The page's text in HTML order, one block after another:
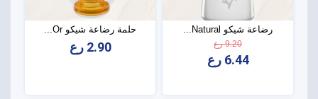
رضاعة شيكو Natural...
9.20 رع
6.44 رع
حلمة رضاعة شيكو Or...
2.90 رع